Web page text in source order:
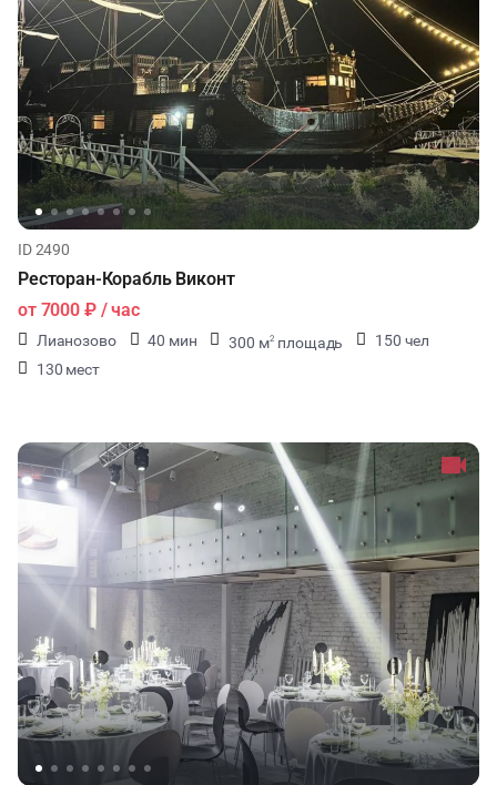
ID 2490
Ресторан-Корабль Виконт
от 7000 ₽/ час
Лианозово 40 мин 300 м2 площадь
150 чел
130 мест